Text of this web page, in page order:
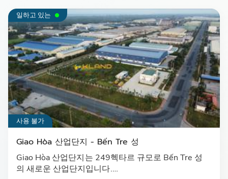
일하고 있는
사용 불가
Giao Hòa 산업단지 - Bến Tre 성
Giao Hòa 산업단지는 249헥타르 규모로 Bến Tre 성
의 새로운 산업단지입니다.…